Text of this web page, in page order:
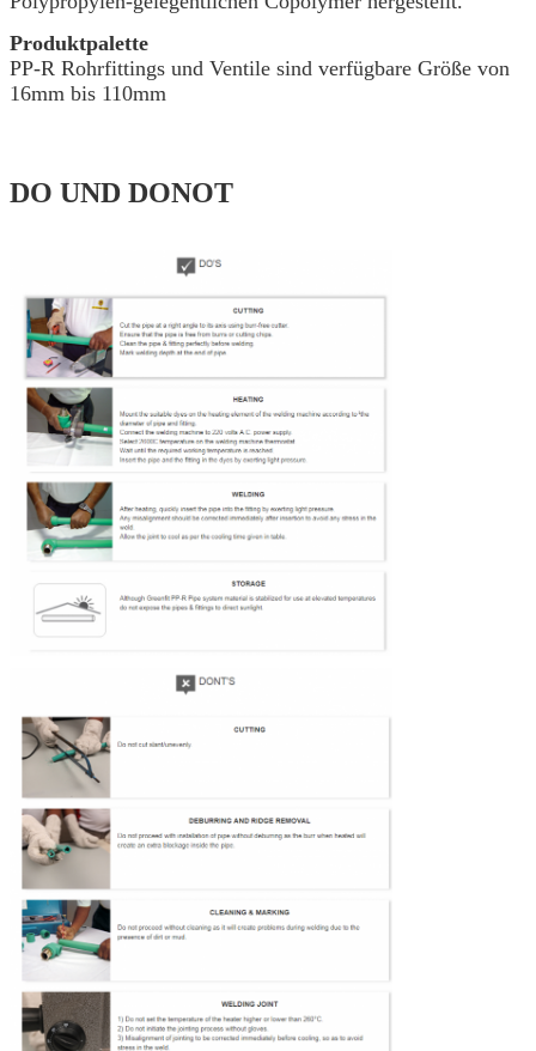
Produktpalette
PP-R Rohrfittings und Ventile sind verfügbare Größe von
16mm bis 110mm
DO UND DONOT